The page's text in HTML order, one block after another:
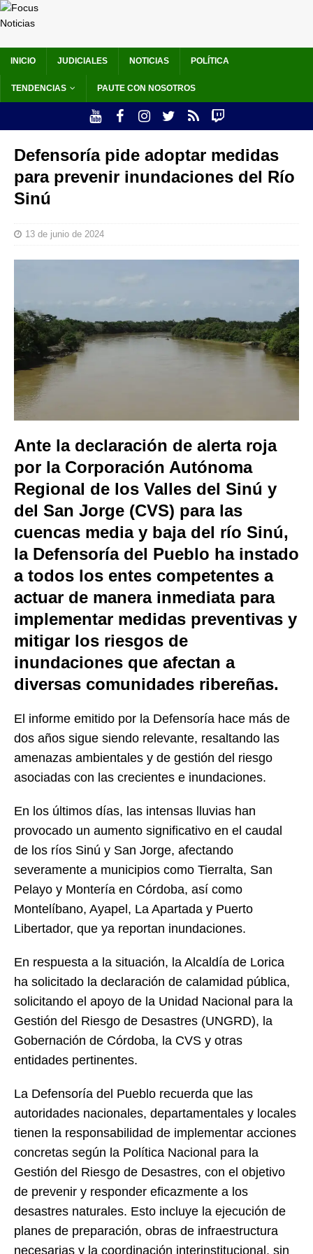
INICIO JUDICIALES NOTICIAS POLÍTICA
TENDENCIAS PAUTE CON NOSOTROS
Defensoría pide adoptar medidas
para prevenir inundaciones del Río
Sinú
13 de junio de 2024
Ante la declaración de alerta roja
por la Corporación Autónoma
Regional de los Valles del Sinú y
del San Jorge (CVS) para las
cuencas media y baja del río Sinú,
la Defensoría del Pueblo ha instado
a todos los entes competentes a
actuar de manera inmediata para
implementar medidas preventivas y
mitigar los riesgos de
inundaciones que afectan a
diversas comunidades ribereñas.
El informe emitido por la Defensoría hace más de
dos años sigue siendo relevante, resaltando las
amenazas ambientales y de gestión del riesgo
asociadas con las crecientes e inundaciones.
En los últimos días, las intensas lluvias han
provocado un aumento significativo en el caudal
de los ríos Sinú y San Jorge, afectando
severamente a municipios como Tierralta, San
Pelayo y Montería en Córdoba, así como
Montelíbano, Ayapel, La Apartada y Puerto
Libertador, que ya reportan inundaciones.
En respuesta a la situación, la Alcaldía de Lorica
ha solicitado la declaración de calamidad pública,
solicitando el apoyo de la Unidad Nacional para la
Gestión del Riesgo de Desastres (UNGRD), la
Gobernación de Córdoba, la CVS y otras
entidades pertinentes.
La Defensoría del Pueblo recuerda que las
autoridades nacionales, departamentales y locales
tienen la responsabilidad de implementar acciones
concretas según la Política Nacional para la
Gestión del Riesgo de Desastres, con el objetivo
de prevenir y responder eficazmente a los
desastres naturales. Esto incluye la ejecución de
planes de preparación, obras de infraestructura
necesarias y la coordinación interinstitucional, sin